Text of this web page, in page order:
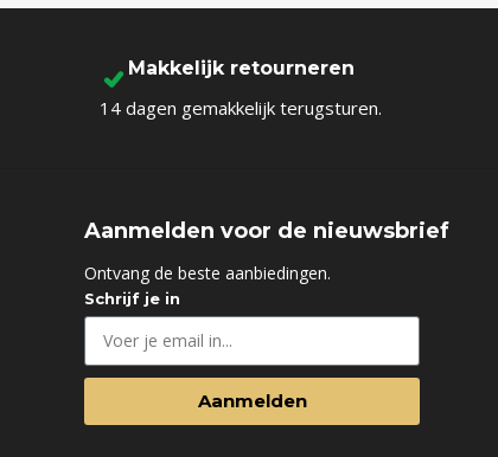
Makkelijk retourneren
14 dagen gemakkelijk terugsturen.
Aanmelden voor de nieuwsbrief
Ontvang de beste aanbiedingen.
Schrijf je in
Aanmelden